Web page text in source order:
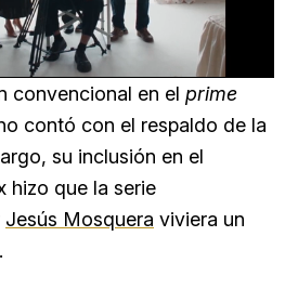
Loaded
66.12%
convencional en el prime
contó con el respaldo de la
su inclusión en el
hizo que la serie
Jesús Mosquera viviera un